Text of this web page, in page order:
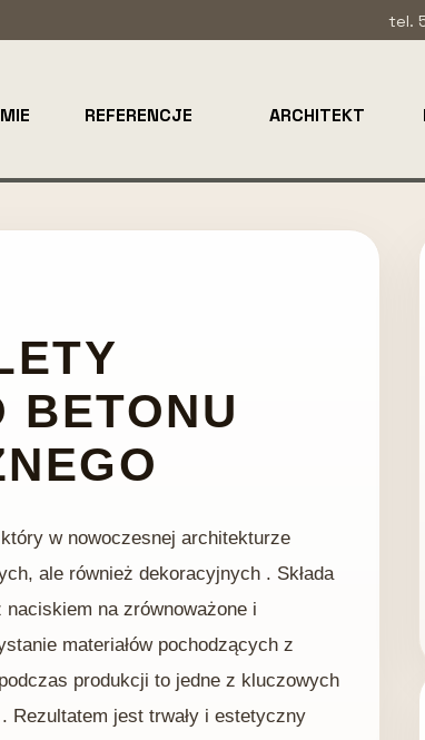
ARCHITEKT
REFERENCJE
tel.
BETONU
w nowoczesnej architekturze
ale również dekoracyjnych . Składa
na zrównoważone i
materiałów pochodzących z
produkcji to jedne z kluczowych
Rezultatem jest trwały i estetyczny